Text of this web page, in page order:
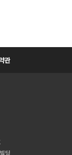
관
딩